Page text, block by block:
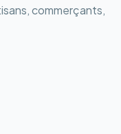
commerçants,